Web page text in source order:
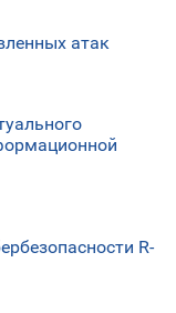
атак
R-